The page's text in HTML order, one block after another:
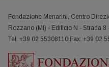
Fondazione Menarini, Centro
Rozzano (MI) - Edificio N - Strada
Tel. +39 02 55308110 Fax: +39 02